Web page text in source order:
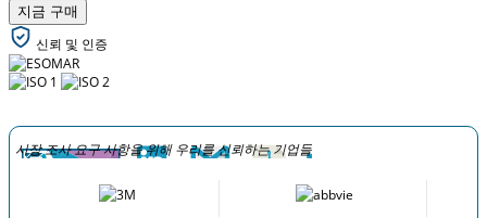
지금 구매
신뢰 및 인증
시장 조사 요구 사항을 위해 우리를 신뢰하는 기업들